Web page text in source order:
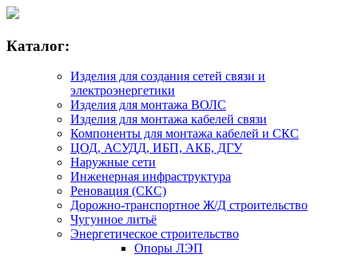
Каталог:
Изделия для создания сетей связи и
электроэнергетики
Изделия для монтажа ВОЛС
Изделия для монтажа кабелей связи
Компоненты для монтажа кабелей и СКС
ЦОД, АСУДД, ИБП, АКБ, ДГУ
Наружные сети
Инженерная инфраструктура
Реновация (СКС)
Дорожно-транспортное Ж/Д строительство
Чугунное литьё
Энергетическое строительство
Опоры ЛЭП